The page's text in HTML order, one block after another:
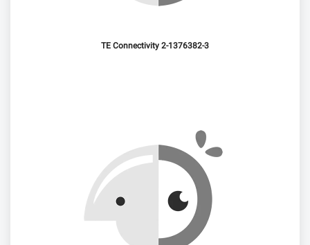
TE Connectivity 2-1376382-3